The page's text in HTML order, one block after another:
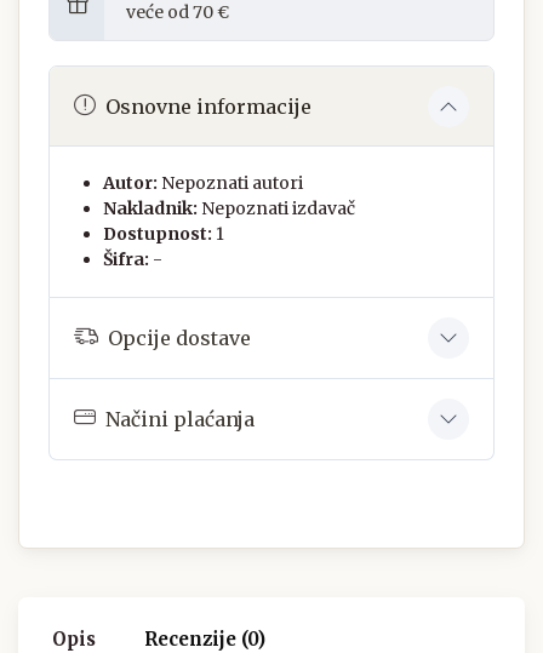
veće od 70 €
Osnovne informacije
Autor: Nepoznati autori
Nakladnik: Nepoznati izdavač
Dostupnost: 1
Šifra: -
Opcije dostave
Načini plaćanja
Opis Recenzije (0)